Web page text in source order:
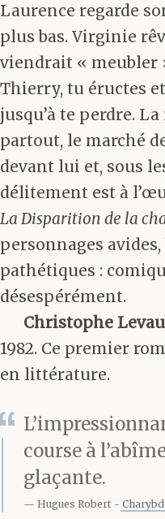
Laurence regarde
plus bas. Virginie
viendrait « meubler
Thierry, tu éructes
jusqu’à te perdre.
partout, le marché
devant lui et, sous
délitement est à
La Disparition de la
personnages
pathétiques :
désespérément.
Christophe
1982. Ce premier
en littérature.
course à
glaçante.
Hugues Robert